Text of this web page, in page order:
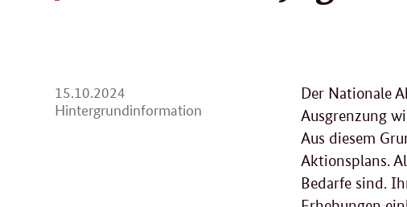
15.10.2024
10.
Hintergrundinformation
Der Nationale
Ausgrenzung
Aus diesem
Aktionsplans.
Bedarfe sind.